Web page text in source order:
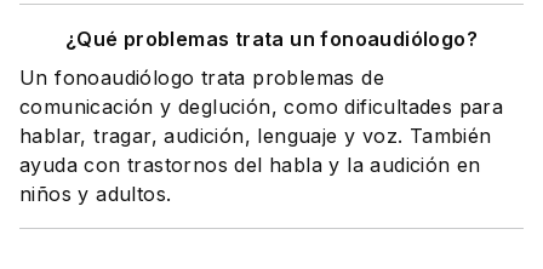
¿Qué problemas trata un fonoaudiólogo?
Un fonoaudiólogo trata problemas de
comunicación y deglución, como dificultades para
hablar, tragar, audición, lenguaje y voz. También
ayuda con trastornos del habla y la audición en
niños y adultos.